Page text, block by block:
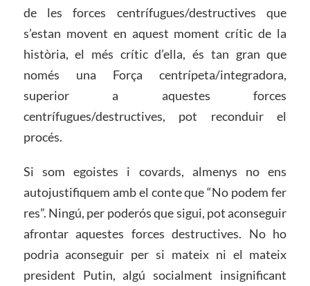
de les forces centrífugues/destructives que
s’estan movent en aquest moment crític de la
història, el més crític d’ella, és tan gran que
només una Força centrípeta/integradora,
superior a aquestes forces
centrífugues/destructives, pot reconduir el
procés.
Si som egoistes i covards, almenys no ens
autojustifiquem amb el conte que “No podem fer
res”. Ningú, per poderós que sigui, pot aconseguir
afrontar aquestes forces destructives. No ho
podria aconseguir per si mateix ni el mateix
president Putin, algú socialment insignificant